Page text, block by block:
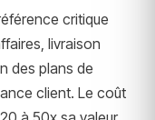
critique
livraison
des plans de
client. Le coût